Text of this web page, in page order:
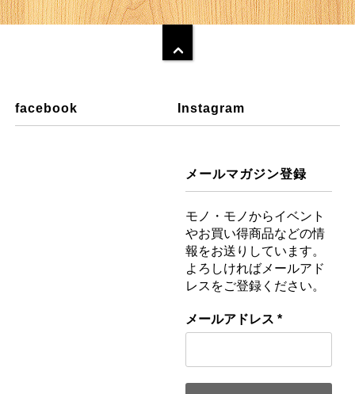
facebook Instagram
メールマガジン登録
モノ・モノからイベント
やお買い得商品などの情
報をお送りしています。
よろしければメールアド
レスをご登録ください。
メールアドレス *